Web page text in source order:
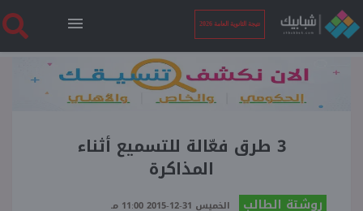
نتيجة الثانوية العامة 2026
الرئيسية
نتيجة الثانوية العامة 2026
3 طرق فعّالة للتسميع أثناء
المذاكرة
روشتة الطالب الخميس 31-12-2015 11:00 مـ